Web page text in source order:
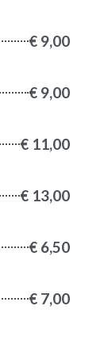
€ 9,00
€ 9,00
€ 11,00
€ 13,00
€ 6,50
€ 7,00